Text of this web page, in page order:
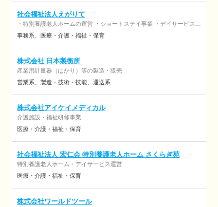
社会福祉法人えがりて
・特別養護老人ホームの運営 ・ショートステイ事業 ・デイサービス事
業 ・居宅介護支援事業 ・地域包括支援センターの運営 ・高齢者の地
事務系 医療・介護・福祉・保育
株式会社 日本製衡所
産業用計量器（はかり）等の製造・販売
営業系
製造・技術・技能 運送系
株式会社アイケイメディカル
介護施設・福祉研修事業
医療・介護・福祉・保育
社会福祉法人 宏仁会 特別養護老人ホーム さくらぎ苑
特別養護老人ホーム・デイサービス運営
医療・介護・福祉・保育
株式会社ワールドツール